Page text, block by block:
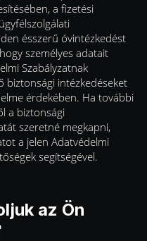
a fizetési
ésszerű óvintézkedést
személyes adatait
Szabályzatnak
biztonsági intézkedéseket
érdekében. Ha további
a biztonsági
szeretné megkapni,
a jelen Adatvédelmi
segítségével.
az Ön